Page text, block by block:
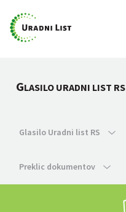
GLASILO URADNI LIST RS
Glasilo Uradni list RS
Preklic dokumentov